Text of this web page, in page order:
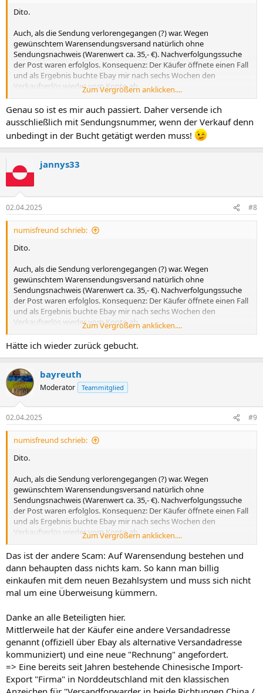
Dito.
Auch, als die Sendung verlorengegangen (?) war. Wegen
gewünschtem Warensendungsversand natürlich ohne
Sendungsnachweis (Warenwert ca. 35,- €). Nachverfolgungssuche
der Post waren erfolglos. Konsequenz: Der Käufer öffnete einen Fall
und als Ergebnis buchte Ebay mir nach sechs Wochen den
Verkaufserlös wieder vom Konto ab.
Shit happens ...
Zum Vergrößern anklicken....
Genau so ist es mir auch passiert. Daher versende ich
ausschließlich mit Sendungsnummer, wenn der Verkauf denn
unbedingt in der Bucht getätigt werden muss!
jannys33
02.04.2025 #8
numisfreund schrieb:
Dito.
Auch, als die Sendung verlorengegangen (?) war. Wegen
gewünschtem Warensendungsversand natürlich ohne
Sendungsnachweis (Warenwert ca. 35,- €). Nachverfolgungssuche
der Post waren erfolglos. Konsequenz: Der Käufer öffnete einen Fall
und als Ergebnis buchte Ebay mir nach sechs Wochen den
Verkaufserlös wieder vom Konto ab.
Shit happens ...
Zum Vergrößern anklicken....
Hätte ich wieder zurück gebucht.
bayreuth
Moderator Teammitglied
02.04.2025 #9
numisfreund schrieb:
Dito.
Auch, als die Sendung verlorengegangen (?) war. Wegen
gewünschtem Warensendungsversand natürlich ohne
Sendungsnachweis (Warenwert ca. 35,- €). Nachverfolgungssuche
der Post waren erfolglos. Konsequenz: Der Käufer öffnete einen Fall
und als Ergebnis buchte Ebay mir nach sechs Wochen den
Verkaufserlös wieder vom Konto ab.
Shit happens ...
Zum Vergrößern anklicken....
Das ist der andere Scam: Auf Warensendung bestehen und
dann behaupten dass nichts kam. So kann man billig
einkaufen mit dem neuen Bezahlsystem und muss sich nicht
mal um eine Überweisung kümmern.
Danke an alle Beteiligten hier.
Mittlerweile hat der Käufer eine andere Versandadresse
genannt (offiziell über Ebay als alternative Versandadresse
kommuniziert) und eine neue "Rechnung" angefordert.
=> Eine bereits seit Jahren bestehende Chinesische Import-
Export "Firma" in Norddeutschland mit den klassischen